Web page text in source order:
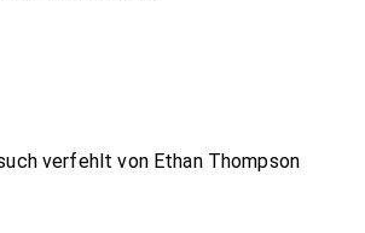
verfehlt von Ethan Thompson